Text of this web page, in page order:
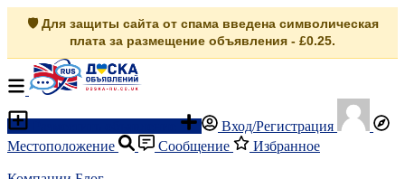
🛡️ Для защиты сайта от спама введена символическая
плата за размещение объявления - £0.25.
Вход/Регистрация
Местоположение
Сообщение Избранное